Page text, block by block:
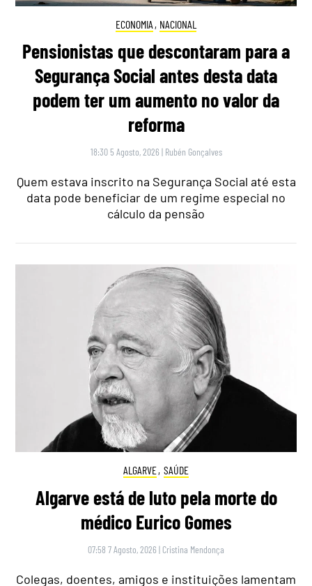
ECONOMIA , NACIONAL
Pensionistas que descontaram para a
Segurança Social antes desta data
podem ter um aumento no valor da
reforma
18:30 5 Agosto, 2026 | Rubén Gonçalves
Quem estava inscrito na Segurança Social até esta
data pode beneficiar de um regime especial no
cálculo da pensão
ALGARVE, SAÚDE
Algarve está de luto pela morte do
médico Eurico Gomes
07:58 7 Agosto, 2026 | Cristina Mendonça
Colegas, doentes, amigos e instituições lamentam